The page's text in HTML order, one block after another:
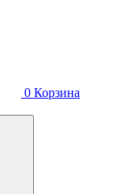
0 Корзина